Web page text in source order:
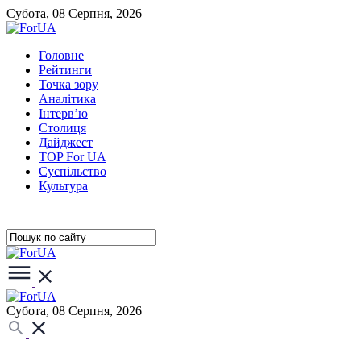
Субота, 08 Серпня, 2026
Головне
Рейтинги
Точка зору
Аналітика
Інтерв’ю
Столиця
Дайджест
TOP For UA
Суспiльство
Культура
Субота, 08 Серпня, 2026